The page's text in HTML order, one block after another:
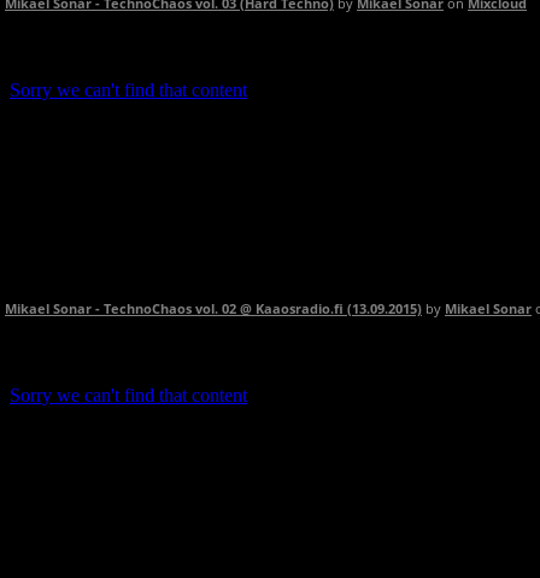
Mikael Sonar - TechnoChaos vol. 02 @ Kaaosradio.fi (13.09.2015) by Mikael Sonar